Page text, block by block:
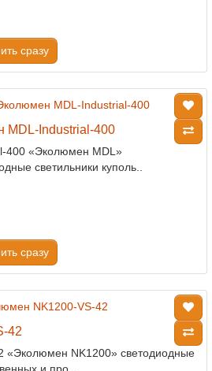
сразу
MDL-Industrial-400
400 «Эколюмен MDL»
светильники куполь..
сразу
42
«Эколюмен NK1200» светодиодные